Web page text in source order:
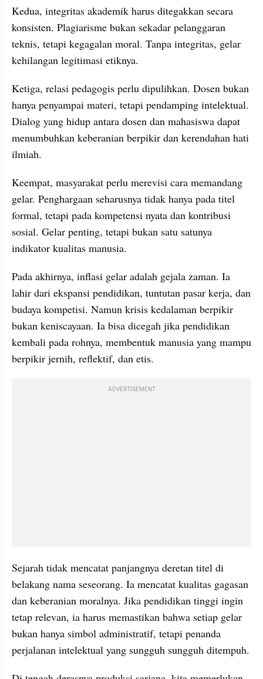
Kedua, integritas akademik harus ditegakkan secara
konsisten. Plagiarisme bukan sekadar pelanggaran
teknis, tetapi kegagalan moral. Tanpa integritas, gelar
kehilangan legitimasi etiknya.
Ketiga, relasi pedagogis perlu dipulihkan. Dosen bukan
hanya penyampai materi, tetapi pendamping intelektual.
Dialog yang hidup antara dosen dan mahasiswa dapat
menumbuhkan keberanian berpikir dan kerendahan hati
ilmiah.
Keempat, masyarakat perlu merevisi cara memandang
gelar. Penghargaan seharusnya tidak hanya pada titel
formal, tetapi pada kompetensi nyata dan kontribusi
sosial. Gelar penting, tetapi bukan satu satunya
indikator kualitas manusia.
Pada akhirnya, inflasi gelar adalah gejala zaman. Ia
lahir dari ekspansi pendidikan, tuntutan pasar kerja, dan
budaya kompetisi. Namun krisis kedalaman berpikir
bukan keniscayaan. Ia bisa dicegah jika pendidikan
kembali pada rohnya, membentuk manusia yang mampu
berpikir jernih, reflektif, dan etis.
ADVERTISEMENT
Sejarah tidak mencatat panjangnya deretan titel di
belakang nama seseorang. Ia mencatat kualitas gagasan
dan keberanian moralnya. Jika pendidikan tinggi ingin
tetap relevan, ia harus memastikan bahwa setiap gelar
bukan hanya simbol administratif, tetapi penanda
perjalanan intelektual yang sungguh sungguh ditempuh.